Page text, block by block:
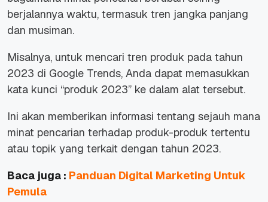
berjalannya waktu, termasuk tren jangka panjang
dan musiman.
Misalnya, untuk mencari tren produk pada tahun
2023 di Google Trends, Anda dapat memasukkan
kata kunci “produk 2023” ke dalam alat tersebut.
Ini akan memberikan informasi tentang sejauh mana
minat pencarian terhadap produk-produk tertentu
atau topik yang terkait dengan tahun 2023.
Baca juga : Panduan Digital Marketing Untuk
Pemula